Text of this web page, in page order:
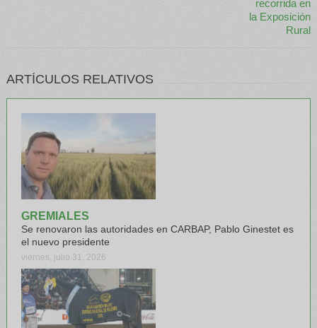
ARTÍCULOS RELATIVOS
GREMIALES
Se renovaron las autoridades en CARBAP, Pablo Ginestet es
el nuevo presidente
viernes, julio 31, 2026